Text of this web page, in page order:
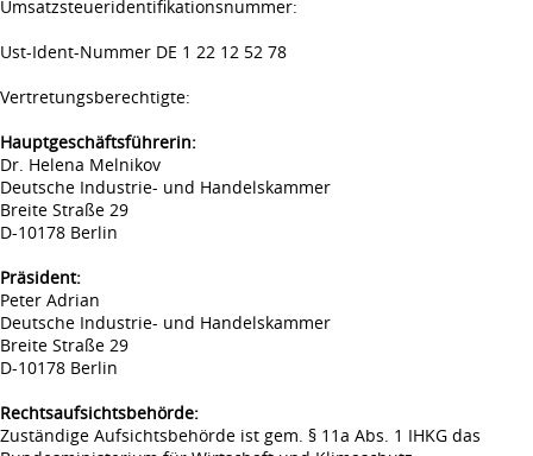
Umsatzsteueridentifikationsnummer:
Ust-Ident-Nummer DE 1 22 12 52 78
Vertretungsberechtigte:
Hauptgeschäftsführerin:
Dr. Helena Melnikov
Deutsche Industrie- und Handelskammer
Breite Straße 29
D-10178 Berlin
Präsident:
Peter Adrian
Deutsche Industrie- und Handelskammer
Breite Straße 29
D-10178 Berlin
Rechtsaufsichtsbehörde:
Zuständige Aufsichtsbehörde ist gem. § 11a Abs. 1 IHKG das